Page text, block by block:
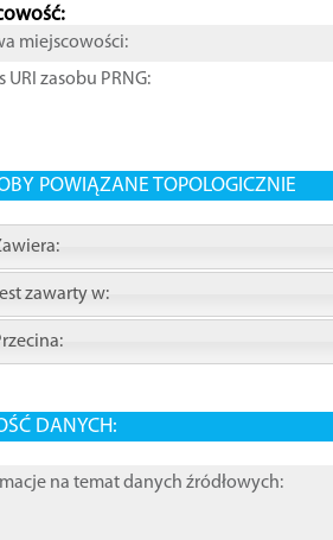
miejscowości:
URI zasobu PRNG:
POWIĄZANE TOPOLOGICZNIE
zawarty w:
DANYCH:
na temat danych źródłowych: